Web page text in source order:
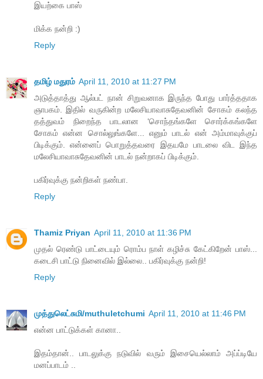
இயற்கை பாஸ்
மிக்க நன்றி :)
Reply
தமிழ் மதுரம் April 11, 2010 at 11:27 PM
அடுத்தாத்து ஆல்பட் நான் சிறுவனாக இருந்த போது பார்த்ததாக
ஞாபகம். இதில் வருகின்ற மலேசியாவாசுதேவனின் சோகம் கலந்த
தத்துவம் நிறைந்த பாடலான ‘சொந்தங்களே சொர்க்கங்களே
சோகம் என்ன சொல்லுங்களே... எனும் பாடல் என் அம்மாவுக்குப்
பிடிக்கும். என்னைப் பொறுத்தவரை இதயமே பாடலை விட இந்த
மலேசியாவாசுதேவனின் பாடல் நன்றாகப் பிடிக்கும்.
பகிர்வுக்கு நன்றிகள் நண்பா.
Reply
Thamiz Priyan April 11, 2010 at 11:36 PM
முதல் ரெண்டு பாட்டையும் ரொம்ப நாள் கழிச்சு கேட்கிறேன் பாஸ்...
கடைசி பாட்டு நினைவில் இல்லை.. பகிர்வுக்கு நன்றி!
Reply
முத்துலெட்சுமி/muthuletchumi April 11, 2010 at 11:46 PM
என்ன பாட்டுக்கள் கானா..
இதம்தான்.. பாடலுக்கு நடுவில் வரும் இசையெல்லாம் அப்ப்டியே
மனப்பாடம் ..